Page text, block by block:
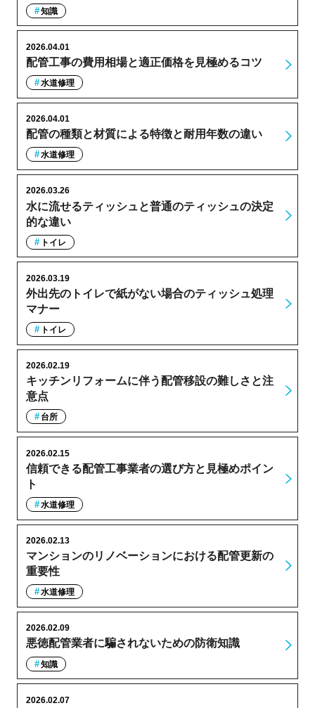
知識
配管工事の費用相場と適正価格を見極めるコツ
2026.04.01
水道修理
配管の種類と材質による特徴と耐用年数の違い
2026.04.01
水道修理
水に流せるティッシュと普通のティッシュの決定
的な違い
2026.03.26
トイレ
外出先のトイレで紙がない場合のティッシュ処理
マナー
2026.03.19
トイレ
キッチンリフォームに伴う配管移設の難しさと注
意点
2026.02.19
台所
信頼できる配管工事業者の選び方と見極めポイン
ト
2026.02.15
水道修理
マンションのリノベーションにおける配管更新の
重要性
2026.02.13
水道修理
悪徳配管業者に騙されないための防衛知識
2026.02.09
知識
2026.02.07